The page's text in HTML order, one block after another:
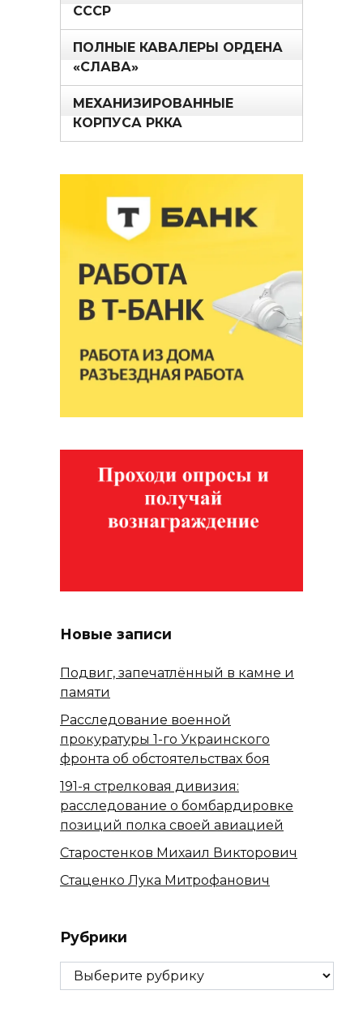
СССР
ПОЛНЫЕ КАВАЛЕРЫ ОРДЕНА
«СЛАВА»
МЕХАНИЗИРОВАННЫЕ
КОРПУСА РККА
Новые записи
Подвиг, запечатлённый в камне и
памяти
Расследование военной
прокуратуры 1-го Украинского
фронта об обстоятельствах боя
191-я стрелковая дивизия:
расследование о бомбардировке
позиций полка своей авиацией
Старостенков Михаил Викторович
Стаценко Лука Митрофанович
Рубрики
Рубрики